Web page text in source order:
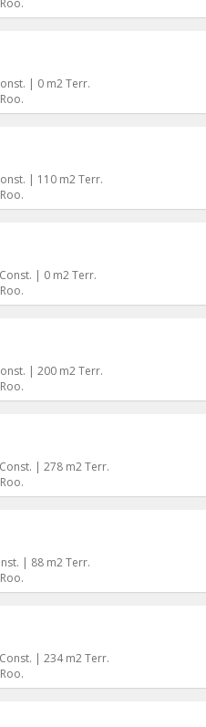
| 0 m2 Terr.
| 110 m2 Terr.
| 0 m2 Terr.
| 200 m2 Terr.
| 278 m2 Terr.
| 88 m2 Terr.
| 234 m2 Terr.